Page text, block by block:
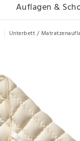
Auflagen &
Unterbett /